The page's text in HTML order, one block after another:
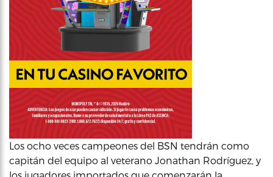
Los ocho veces campeones del BSN tendrán como
capitán del equipo al veterano Jonathan Rodríguez, y